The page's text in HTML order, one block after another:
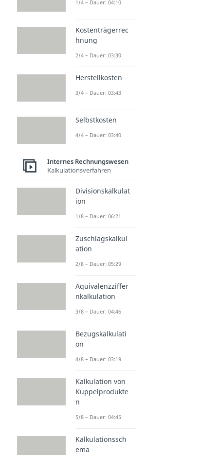
1/4 – Dauer: 04:10
Kostenträgerrec
hnung
2/4 – Dauer: 03:30
Herstellkosten
3/4 – Dauer: 03:43
Selbstkosten
4/4 – Dauer: 03:40
Internes Rechnungswesen
Kalkulationsverfahren
Divisionskalkulat
ion
1/8 – Dauer: 06:21
Zuschlagskalkul
ation
2/8 – Dauer: 05:29
Äquivalenzziffer
nkalkulation
3/8 – Dauer: 04:46
Bezugskalkulati
on
4/8 – Dauer: 03:19
Kalkulation von
Kuppelprodukte
n
5/8 – Dauer: 04:45
Kalkulationssch
ema